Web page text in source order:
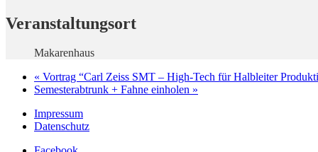
Veranstaltungsort
Makarenhaus
« Vortrag “Carl Zeiss SMT – High-Tech für Halbleiter
Semesterabtrunk + Fahne einholen »
Impressum
Datenschutz